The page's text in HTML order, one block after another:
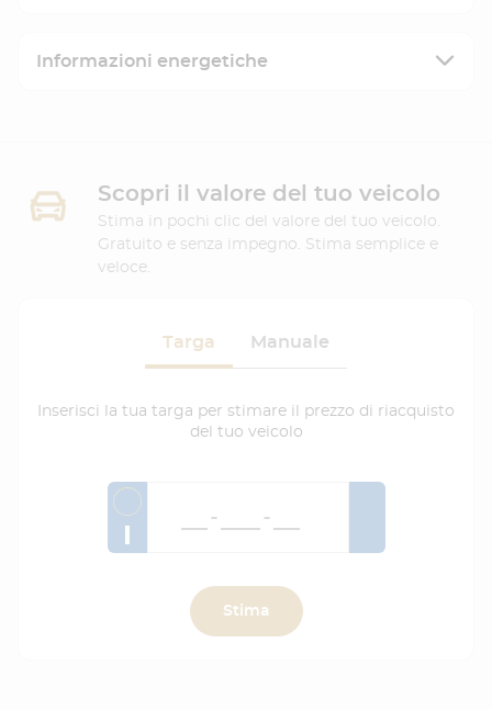
Informazioni energetiche
Scopri il valore del tuo veicolo
Stima in pochi clic del valore del tuo veicolo.
Gratuito e senza impegno. Stima semplice e
veloce.
Targa Manuale
Inserisci la tua targa per stimare il prezzo di riacquisto
del tuo veicolo
Stima